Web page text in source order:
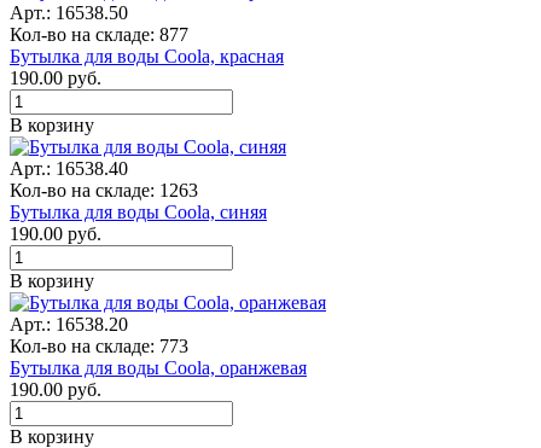
Арт.: 16538.50
Кол-во на складе: 877
Бутылка для воды Coola, красная
190.00 руб.
В корзину
Арт.: 16538.40
Кол-во на складе: 1263
Бутылка для воды Coola, синяя
190.00 руб.
В корзину
Арт.: 16538.20
Кол-во на складе: 773
Бутылка для воды Coola, оранжевая
190.00 руб.
В корзину